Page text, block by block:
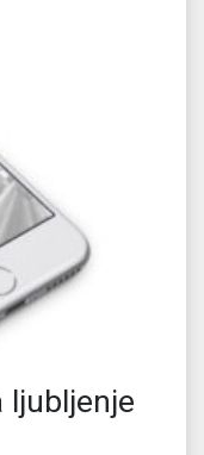
ljubljenje